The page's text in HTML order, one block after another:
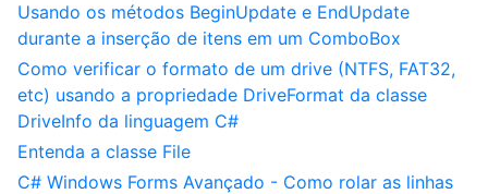
Usando os métodos BeginUpdate e EndUpdate
durante a inserção de itens em um ComboBox
Como verificar o formato de um drive (NTFS, FAT32,
etc) usando a propriedade DriveFormat da classe
DriveInfo da linguagem C#
Entenda a classe File
C# Windows Forms Avançado - Como rolar as linhas